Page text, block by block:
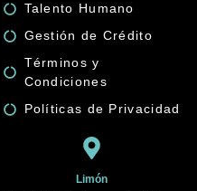
Talento Humano
Gestión de Crédito
Términos y
Condiciones
Políticas de Privacidad
Limón